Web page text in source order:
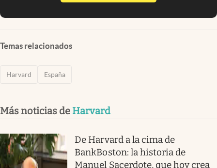
Temas relacionados
Harvard España
Más noticias de Harvard
De Harvard a la cima de
BankBoston: la historia de
Manuel Sacerdote, que hoy crea